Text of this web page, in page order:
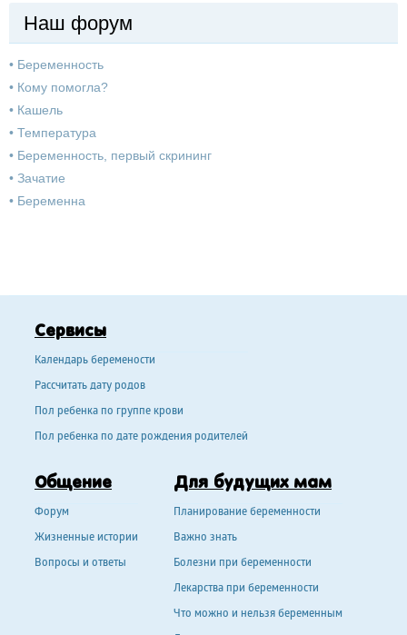
Наш форум
• Беременность
• Кому помогла?
• Кашель
• Температура
• Беременность, первый скрининг
• Зачатие
• Беременна
Сервисы
Календарь беремености
Рассчитать дату родов
Пол ребенка по группе крови
Пол ребенка по дате рождения родителей
Общение
Форум
Жизненные истории
Вопросы и ответы
Для будущих мам
Планирование беременности
Важно знать
Болезни при беременности
Лекарства при беременности
Что можно и нельзя беременным